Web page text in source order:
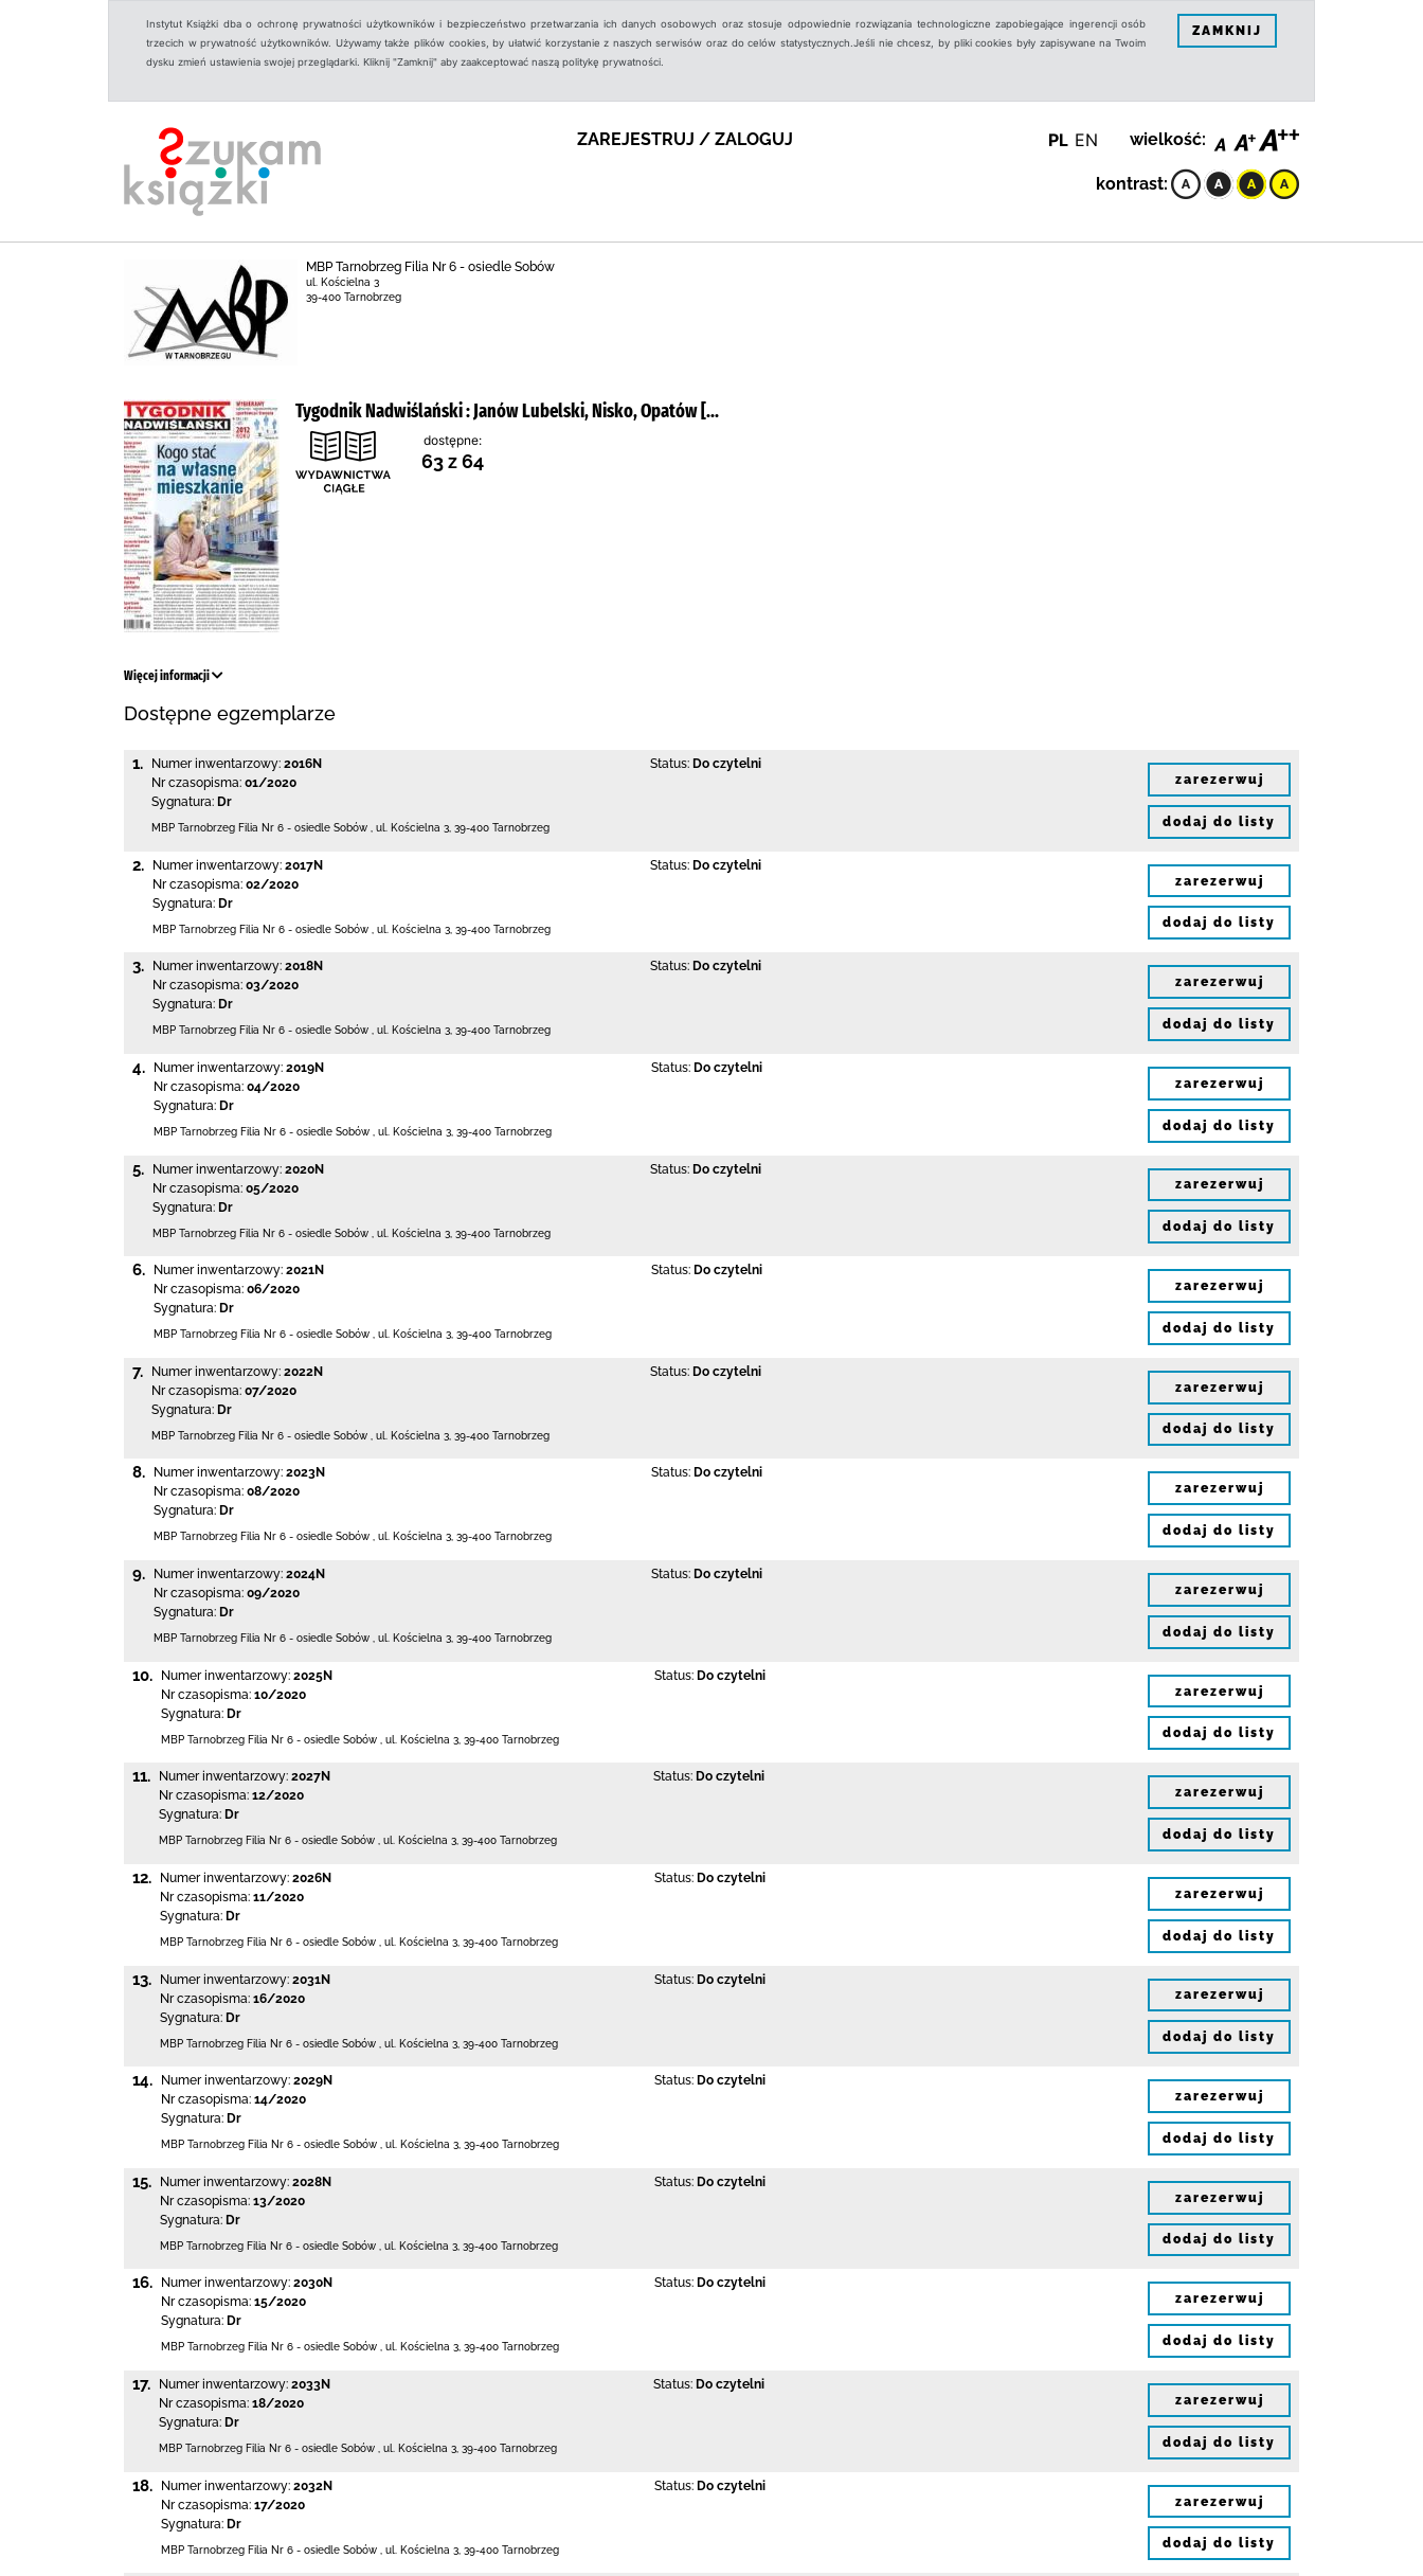
Instytut Książki dba o ochronę prywatności użytkowników i bezpieczeństwo przetwarzania ich danych osobowych oraz stosuje odpowiednie rozwiązania technologiczne zapobiegające ingerencji osób
trzecich w prywatność użytkowników. Używamy także plików cookies, by ułatwić korzystanie z naszych serwisów oraz do celów statystycznych.Jeśli nie chcesz, by pliki cookies były zapisywane na Twoim
dysku zmień ustawienia swojej przeglądarki. Kliknij "Zamknij" aby zaakceptować naszą politykę prywatności.
ZAMKNIJ
ZAREJESTRUJ / ZALOGUJ PL EN wielkość:
kontrast:
MBP Tarnobrzeg Filia Nr 6 - osiedle Sobów
ul. Kościelna 3
39-400 Tarnobrzeg
Tygodnik Nadwiślański : Janów Lubelski, Nisko, Opatów [...
dostępne:
63 z 64
Więcej informacji
Dostępne egzemplarze
1. Numer inwentarzowy: 2016N
Nr czasopisma: 01/2020
Sygnatura: Dr
Status: Do czytelni
MBP Tarnobrzeg Filia Nr 6 - osiedle Sobów ul. Kościelna 3 39-400 Tarnobrzeg
zarezerwuj
dodaj do listy
2. Numer inwentarzowy: 2017N
Nr czasopisma: 02/2020
Sygnatura: Dr
Status: Do czytelni
MBP Tarnobrzeg Filia Nr 6 - osiedle Sobów ul. Kościelna 3 39-400 Tarnobrzeg
zarezerwuj
dodaj do listy
3. Numer inwentarzowy: 2018N
Nr czasopisma: 03/2020
Sygnatura: Dr
Status: Do czytelni
MBP Tarnobrzeg Filia Nr 6 - osiedle Sobów , ul. Kościelna 3, 39-400 Tarnobrzeg
zarezerwuj
dodaj do listy
4. Numer inwentarzowy: 2019N
Nr czasopisma: 04/2020
Sygnatura: Dr
Status: Do czytelni
MBP Tarnobrzeg Filia Nr 6 - osiedle Sobów ul. Kościelna 3 39-400 Tarnobrzeg
zarezerwuj
dodaj do listy
5. Numer inwentarzowy: 2020N
Nr czasopisma: 05/2020
Sygnatura: Dr
Status: Do czytelni
MBP Tarnobrzeg Filia Nr 6 - osiedle Sobów ul. Kościelna 3 39-400 Tarnobrzeg
zarezerwuj
dodaj do listy
6. Numer inwentarzowy: 2021N
Nr czasopisma: 06/2020
Sygnatura: Dr
Status: Do czytelni
MBP Tarnobrzeg Filia Nr 6 - osiedle Sobów ul. Kościelna 3 39-400 Tarnobrzeg
zarezerwuj
dodaj do listy
7. Numer inwentarzowy: 2022N
Nr czasopisma: 07/2020
Sygnatura: Dr
Status: Do czytelni
MBP Tarnobrzeg Filia Nr 6 - osiedle Sobów ul. Kościelna 3 39-400 Tarnobrzeg
zarezerwuj
dodaj do listy
8. Numer inwentarzowy: 2023N
Nr czasopisma: 08/2020
Sygnatura: Dr
Status: Do czytelni
MBP Tarnobrzeg Filia Nr 6 - osiedle Sobów , ul. Kościelna 3, 39-400 Tarnobrzeg
zarezerwuj
dodaj do listy
9. Numer inwentarzowy: 2024N
Nr czasopisma: 09/2020
Sygnatura: Dr
Status: Do czytelni
MBP Tarnobrzeg Filia Nr 6 - osiedle Sobów ul. Kościelna 3 39-400 Tarnobrzeg
zarezerwuj
dodaj do listy
10. Numer inwentarzowy: 2025N
Nr czasopisma: 10/2020
Sygnatura: Dr
Status: Do czytelni
MBP Tarnobrzeg Filia Nr 6 - osiedle Sobów ul. Kościelna 3 39-400 Tarnobrzeg
zarezerwuj
dodaj do listy
11. Numer inwentarzowy: 2027N
Nr czasopisma: 12/2020
Sygnatura: Dr
Status: Do czytelni
MBP Tarnobrzeg Filia Nr 6 - osiedle Sobów , ul. Kościelna 3, 39-400 Tarnobrzeg
zarezerwuj
dodaj do listy
12. Numer inwentarzowy: 2026N
Nr czasopisma: 11/2020
Sygnatura: Dr
Status: Do czytelni
MBP Tarnobrzeg Filia Nr 6 - osiedle Sobów ul. Kościelna 3 39-400 Tarnobrzeg
zarezerwuj
dodaj do listy
13. Numer inwentarzowy: 2031N
Nr czasopisma: 16/2020
Sygnatura: Dr
Status: Do czytelni
MBP Tarnobrzeg Filia Nr 6 - osiedle Sobów ul. Kościelna 3 39-400 Tarnobrzeg
zarezerwuj
dodaj do listy
14. Numer inwentarzowy: 2029N
Nr czasopisma: 14/2020
Sygnatura: Dr
Status: Do czytelni
MBP Tarnobrzeg Filia Nr 6 - osiedle Sobów ul. Kościelna 3 39-400 Tarnobrzeg
zarezerwuj
dodaj do listy
15. Numer inwentarzowy: 2028N
Nr czasopisma: 13/2020
Sygnatura: Dr
Status: Do czytelni
MBP Tarnobrzeg Filia Nr 6 - osiedle Sobów ul. Kościelna 3 39-400 Tarnobrzeg
zarezerwuj
dodaj do listy
16. Numer inwentarzowy: 2030N
Nr czasopisma: 15/2020
Sygnatura: Dr
Status: Do czytelni
MBP Tarnobrzeg Filia Nr 6 - osiedle Sobów , ul. Kościelna 3, 39-400 Tarnobrzeg
zarezerwuj
dodaj do listy
17. Numer inwentarzowy: 2033N
Nr czasopisma: 18/2020
Sygnatura: Dr
Status: Do czytelni
MBP Tarnobrzeg Filia Nr 6 - osiedle Sobów ul. Kościelna 3 39-400 Tarnobrzeg
zarezerwuj
dodaj do listy
18. Numer inwentarzowy: 2032N
Nr czasopisma: 17/2020
Sygnatura: Dr
Status: Do czytelni
MBP Tarnobrzeg Filia Nr 6 - osiedle Sobów ul. Kościelna 3 39-400 Tarnobrzeg
zarezerwuj
dodaj do listy